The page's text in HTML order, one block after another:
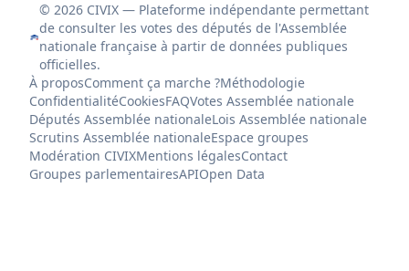
© 2026 CIVIX — Plateforme indépendante permettant
de consulter les votes des députés de l'Assemblée
nationale française à partir de données publiques
officielles.
À proposComment ça marche ?Méthodologie
ConfidentialitéCookiesFAQVotes Assemblée nationale
Députés Assemblée nationaleLois Assemblée nationale
Scrutins Assemblée nationaleEspace groupes
Modération CIVIXMentions légalesContact
Groupes parlementairesAPIOpen Data